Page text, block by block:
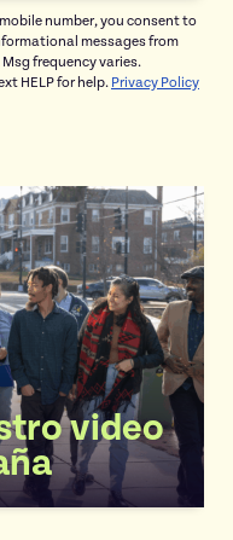
number, you consent to
messages from
Msg frequency varies.
HELP for help. Privacy Policy
video